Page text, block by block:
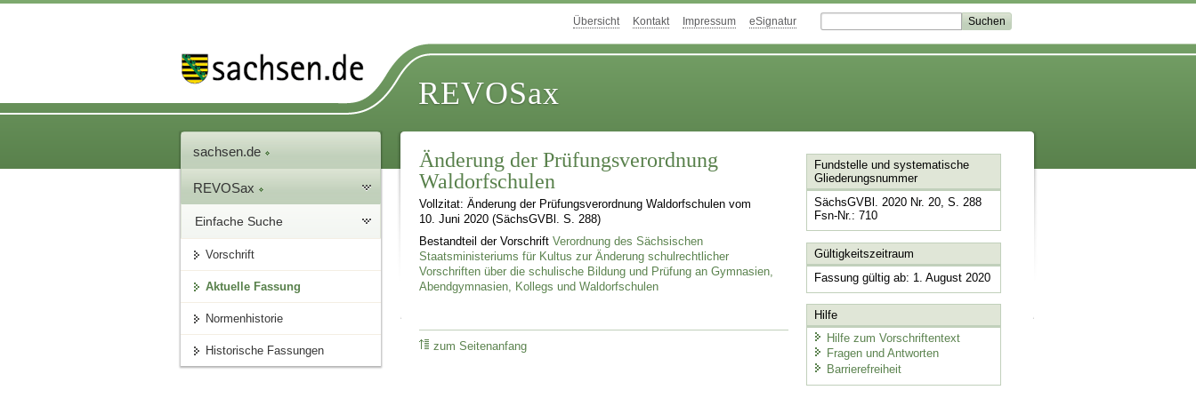
Übersicht Kontakt Impressum eSignatur
REVOSax
sachsen.de
REVOSax
Einfache Suche
Vorschrift
Aktuelle Fassung
Normenhistorie
Historische Fassungen
Änderung der Prüfungsverordnung
Waldorfschulen
Vollzitat: Änderung der Prüfungsverordnung Waldorfschulen vom
10. Juni 2020 (SächsGVBl. S. 288)
Bestandteil der VorschriftVerordnung des Sächsischen
Staatsministeriums für Kultus zur Änderung schulrechtlicher
Vorschriften über die schulische Bildung und Prüfung an Gymnasien,
Abendgymnasien, Kollegs und Waldorfschulen
zum Seitenanfang
Fundstelle und systematische
Gliederungsnummer
SächsGVBl. 2020 Nr. 20, S. 288
Fsn-Nr.: 710
Gültigkeitszeitraum
Fassung gültig ab: 1. August 2020
Hilfe
Hilfe zum Vorschriftentext
Fragen und Antworten
Barrierefreiheit